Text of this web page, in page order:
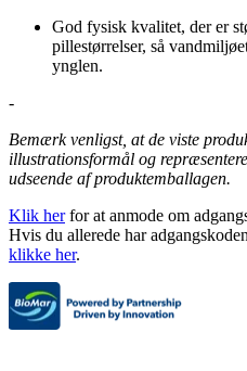
God fysisk kvalitet, der er
pillestørrelser, så
ynglen.
-
Bemærk venligst, at de viste
illustrationsformål og
udseende af produktemballagen.
Klik herfor at anmode om
Hvis du allerede har
klikke her.